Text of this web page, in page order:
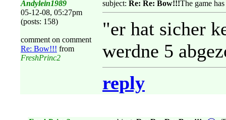
Andylein1989
05-12-08, 05:27pm
(posts: 158)
comment on comment
Re: Bow!!! from
FreshPrinc2
subject: Re: Re: Bow!!!The game
"er hat sicher
werdne 5
reply